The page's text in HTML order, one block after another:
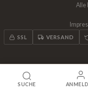
SUCHE
Alle
SSL VERSAND